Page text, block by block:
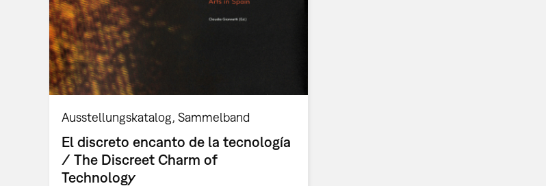
Ausstellungskatalog Sammelband
El discreto encanto de la tecnología
/ The Discreet Charm of
Technology